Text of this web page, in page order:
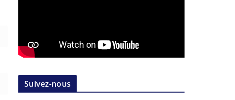
Suivez-nous